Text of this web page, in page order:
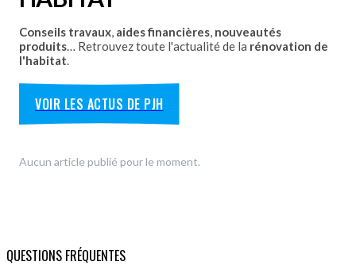
Conseils travaux, aides financières, nouveautés
produits… Retrouvez toute l'actualité de la rénovation de
l'habitat.
VOIR LES ACTUS DE PJH
Aucun article publié pour le moment.
QUESTIONS FRÉQUENTES